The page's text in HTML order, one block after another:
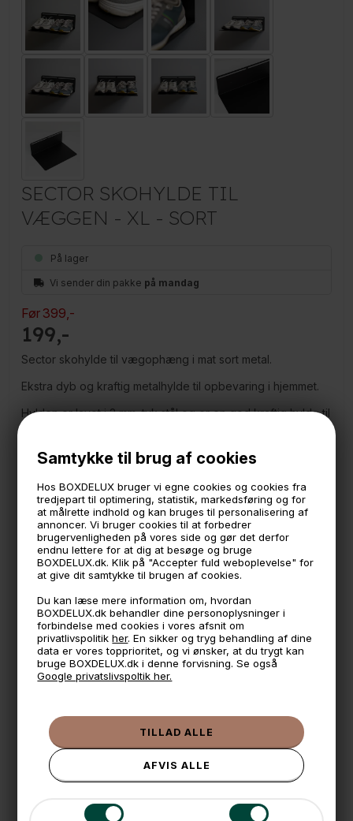
Samtykke til brug af cookies
Hos BOXDELUX bruger vi egne cookies og cookies fra
tredjepart til optimering, statistik, markedsføring og for
at målrette indhold og kan bruges til personalisering af
annoncer. Vi bruger cookies til at forbedrer
brugervenligheden på vores side og gør det derfor
endnu lettere for at dig at besøge og bruge
BOXDELUX.dk. Klik på "Accepter fuld weboplevelse" for
at give dit samtykke til brugen af cookies.
Du kan læse mere information om, hvordan
BOXDELUX.dk behandler dine personoplysninger i
forbindelse med cookies i vores afsnit om
privatlivspolitikher. En sikker og tryg behandling af dine
data er vores topprioritet, og vi ønsker, at du trygt kan
bruge BOXDELUX.dk i denne forvisning. Se også
Google privatslivspoltik her.
SECTOR SKOHYLDE TIL
VÆGGEN - XL - SORT
På lager
Vi sender din pakke på mandag
Før 399,-
199
Sector skohylde til vægophæng i mat sort metal.
Ekstra dyb og kraftig metalhylde til opbevaring i hjemmet.
Hylden er lavet i 2 mm. tyk stål og er en god kraftig hylde til
vægophæng.
hylde i hjemmet, de steder du har brug for en ekstra dyb
hylde.
Måler:
42 cm. bred
28 cm. dyb
Bagpladen måler 16 cm. i højden
Bæreevne: MAKS. 8 kg fordelt over hele hylden
her i Danmark. Lækkert design og høj kvalitet til gode
priser.
Skruer medfølger ikke
🕚 Bestil inden 11 & vi sender samme dag på hverdage
🌟 4,9 med over 1200 anmeldelser ★★★★★
📦 Fragtfri v. køb over 999,- ellers fra 49,- med GLS
💳 Betal med